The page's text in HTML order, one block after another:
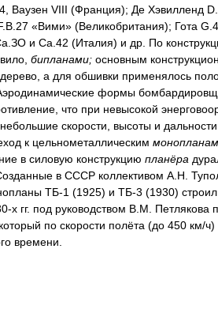
Ваузен VIII (Франция); Де Хэвилленд
«Вими» (Великобритания); Гота
и Са.42 (Италия) и др. По
бипланами; основным
а для обшивки применялось
формы
что при невысокой
скорости, высоты и
к цельнометаллическим
в силовую конструкцию планёра
в СССР коллективом А.Н.
ТБ-1 (1925) и ТБ-3 (1930)
х гг. под руководством В.М. Петлякова
по скорости полёта (до 450 км/ч)
времени.